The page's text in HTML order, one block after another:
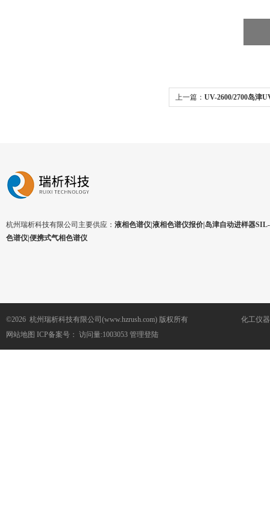
上一篇： UV-2600/2700岛津
杭州瑞析科技有限公司主要供应： 液相色谱仪|液相色谱仪报价|岛津自动进样器
色谱仪|便携式气相色谱仪
©2026 杭州瑞析科技有限公司(www.hzrush.com) 版权所有
网站地图 ICP备案号： 访问量:1003053 管理登陆
化工仪